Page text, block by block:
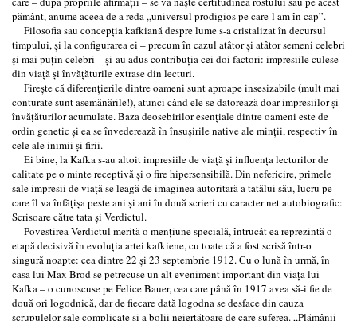
pământ, anume aceea de a reda „universul prodigios pe care-l am în cap”.
Filosofia sau concepţia kafkiană despre lume s-a cristalizat în decursul
timpului, şi la configurarea ei – precum în cazul atâtor şi atâtor semeni celebri
şi mai puţin celebri – şi-au adus contribuţia cei doi factori: impresiile culese
din viaţă şi învăţăturile extrase din lecturi.
Fireşte că diferenţierile dintre oameni sunt aproape insesizabile (mult mai
conturate sunt asemănările!), atunci când ele se datorează doar impresiilor şi
învăţăturilor acumulate. Baza deosebirilor esenţiale dintre oameni este de
ordin genetic şi ea se învederează în însuşirile native ale minţii, respectiv în
cele ale inimii şi firii.
Ei bine, la Kafka s-au altoit impresiile de viaţă şi influenţa lecturilor de
calitate pe o minte receptivă şi o fire hipersensibilă. Din nefericire, primele
sale impresii de viaţă se leagă de imaginea autoritară a tatălui său, lucru pe
care îl va înfăţişa peste ani şi ani în două scrieri cu caracter net autobiografic:
Scrisoare către tata şi Verdictul.
Povestirea Verdictul merită o menţiune specială, întrucât ea reprezintă o
etapă decisivă în evoluţia artei kafkiene, cu toate că a fost scrisă într-o
singură noapte: cea dintre 22 şi 23 septembrie 1912. Cu o lună în urmă, în
casa lui Max Brod se petrecuse un alt eveniment important din viaţa lui
Kafka – o cunoscuse pe Felice Bauer, cea care până în 1917 avea să-i fie de
două ori logodnică, dar de fiecare dată logodna se desface din cauza
scrupulelor sale complicate şi a bolii neiertătoare de care suferea. „Plămânii